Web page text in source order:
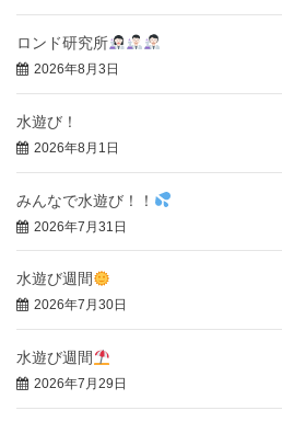
ロンド研究所
2026年8月3日
水遊び！
2026年8月1日
みんなで水遊び！！
2026年7月31日
水遊び週間
2026年7月30日
水遊び週間
2026年7月29日